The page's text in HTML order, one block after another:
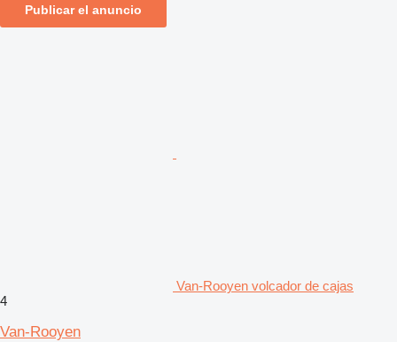
Publicar el anuncio
Van-Rooyen volcador de cajas
4
Van-Rooyen